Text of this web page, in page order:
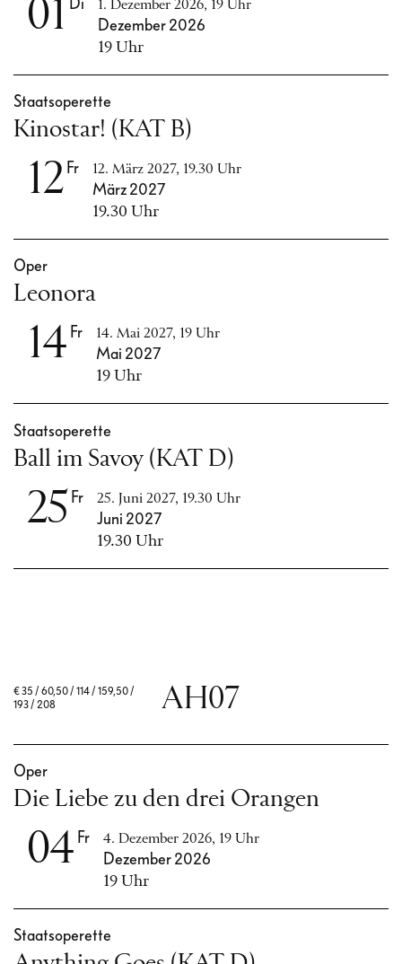
01 Di 1. Dezember 2026, 19 Uhr
Dezember 2026
19 Uhr
12 Fr 12. März 2027, 19.30 Uhr
März 2027
19.30 Uhr
Kinostar! (KAT B)
Staatsoperette
14 Fr 14. Mai 2027, 19 Uhr
Mai 2027
19 Uhr
Leonora
Oper
25 Fr 25. Juni 2027, 19.30 Uhr
Juni 2027
19.30 Uhr
Ball im Savoy (KAT D)
Staatsoperette
€35 / 60,50 / 114 / 159,50 /
193 / 208
AH07
04 Fr 4. Dezember 2026, 19 Uhr
Dezember 2026
19 Uhr
Die Liebe zu den drei Orangen
Oper
Staatsoperette